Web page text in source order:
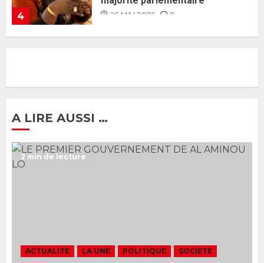
5
26 MAI 2026 0
Ousmane Sonko rassure : «
gouvernement : PASTEF pose
A LIRE AUSSI …
2 min de lecture
ACTUALITE LA UNE POLITIQUE
SOCIETE